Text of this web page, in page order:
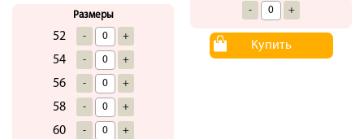
Размеры
52 - +
54 - +
56 - +
58 - +
60 - +
- +
Купить